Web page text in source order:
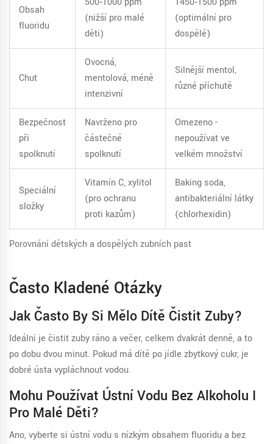
Porovnání dětských a dospělých zubních past
Obsah
fluoridu
(nižší pro malé
děti)
(optimální pro
dospělé)
Chuť
Ovocná,
mentolová, méně
intenzivní
Silnější mentol,
různé příchutě
Bezpečnost
při
spolknutí
Navrženo pro
částečné
spolknutí
Omezeno -
nepoužívat ve
velkém množství
Speciální
složky
Vitamín C, xylitol
(pro ochranu
proti kazům)
Baking soda,
antibakteriální látky
(chlorhexidin)
Často Kladené Otázky
Jak Často By Si Mělo Dítě Čistit Zuby?
Ideální je čistit zuby ráno a večer, celkem dvakrát denně, a to
po dobu dvou minut. Pokud má dítě po jídle zbytkový cukr, je
dobré ústa vypláchnout vodou.
Mohu Používat Ústní Vodu Bez Alkoholu I
Pro Malé Děti?
Ano, vyberte si ústní vodu s nízkým obsahem fluoridu a bez